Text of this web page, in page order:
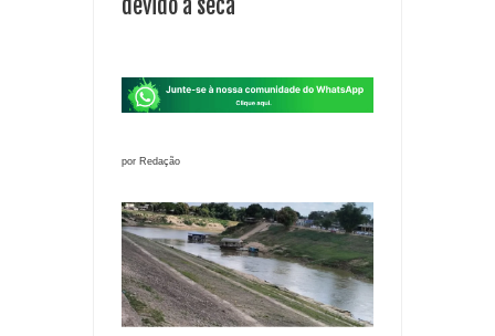
devido à seca
por Redação